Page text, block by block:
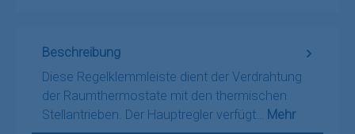
Beschreibung
Diese Regelklemmleiste dient der Verdrahtung
der Raumthermostate mit den thermischen
Stellantrieben. Der Hauptregler verfügt…
Mehr